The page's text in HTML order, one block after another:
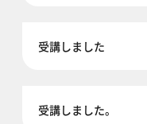
受講しました
受講しました。